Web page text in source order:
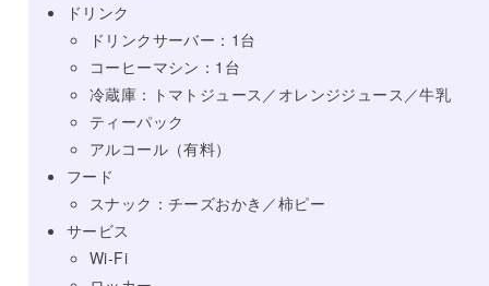
ドリンク
ドリンクサーバー：1台
コーヒーマシン：1台
冷蔵庫：トマトジュース／オレンジジュース／牛乳
ティーパック
アルコール（有料）
フード
スナック：チーズおかき／柿ピー
サービス
Wi-Fi